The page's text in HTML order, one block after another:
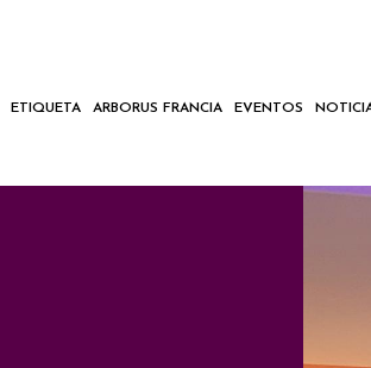
ETIQUETA ARBORUS FRANCIA EVENTOS